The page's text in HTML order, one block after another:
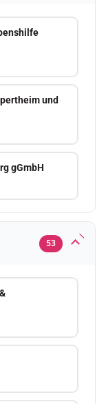
und
gGmbH
53